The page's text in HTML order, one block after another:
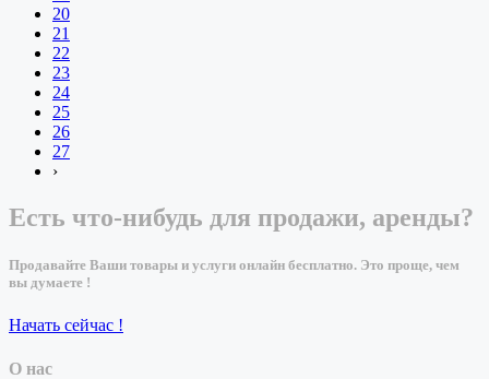
20
21
22
23
24
25
26
27
›
Есть что-нибудь для продажи, аренды?
Продавайте Ваши товары и услуги онлайн бесплатно. Это проще, чем
вы думаете !
Начать сейчас !
О нас